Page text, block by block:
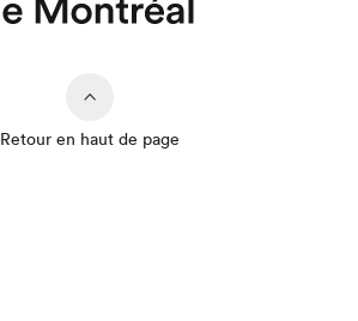
Retour en haut de page